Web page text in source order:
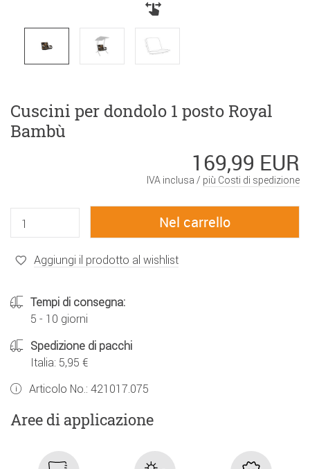
Cuscini per dondolo 1 posto Royal
Bambù
169,99 EUR
IVA inclusa / più Costi di spedizione
Aggiungi il prodotto al wishlist
Tempi di consegna:
5 - 10 giorni
Spedizione di pacchi
Italia: 5,95 €
Articolo No.: 421017.075
Aree di applicazione